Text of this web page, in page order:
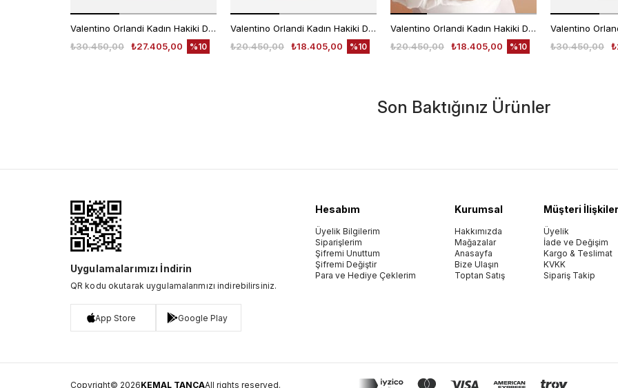
Valentino Orlandi Kadın Hakiki Deri Siyah Omuz Çantası
₺27.405,00
₺30.450,00 %10
Valentino Orlandi Kadın Hakiki Deri Bordo Omuz Çantası
₺18.405,00
₺20.450,00 %10
Valentino Orlandi Kadın Hakiki Deri Pembe Omuz Çantası
₺18.405,00
₺20.450,00 %10 ₺30.450,00
Son Baktığınız Ürünler
Uygulamalarımızı İndirin
QR kodu okutarak uygulamalarımızı indirebilirsiniz.
App Store Google Play
Hesabım
Üyelik Bilgilerim
Siparişlerim
Şifremi Unuttum
Şifremi Değiştir
Para ve Hediye Çeklerim
Kurumsal
Hakkımızda
Mağazalar
Anasayfa
Bize Ulaşın
Toptan Satış
Müşteri
Üyelik
İade ve Değişim
Kargo & Teslimat
KVKK
Sipariş Takip
Copyright© 2026KEMAL TANCAAll rights reserved.